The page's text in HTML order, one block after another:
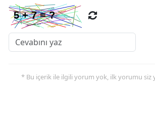
* Bu içerik ile ilgili yorum yok, ilk yorumu siz